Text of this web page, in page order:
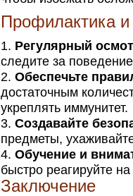
Профилактика
Регулярный
следите за
Обеспечьте
достаточным
укреплять иммунитет.
Создавайте
предметы,
Обучение и
быстро реагируйте
Заключение